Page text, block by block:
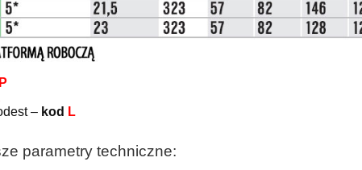
P
– kod L
parametry techniczne: